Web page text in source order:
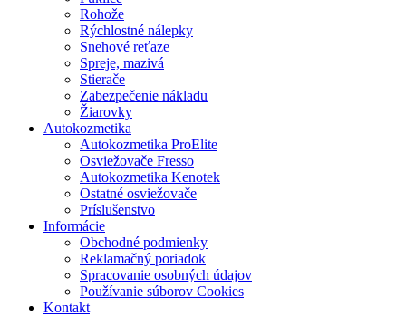
Rohože
Rýchlostné nálepky
Snehové reťaze
Spreje, mazivá
Stierače
Zabezpečenie nákladu
Žiarovky
Autokozmetika
Autokozmetika ProElite
Osviežovače Fresso
Autokozmetika Kenotek
Ostatné osviežovače
Príslušenstvo
Informácie
Obchodné podmienky
Reklamačný poriadok
Spracovanie osobných údajov
Používanie súborov Cookies
Kontakt